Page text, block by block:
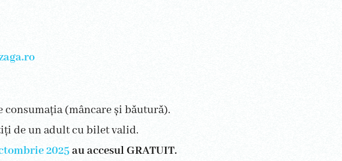
consumația (mâncare și băutură).
de un adult cu bilet valid.
2025au accesul GRATUIT.